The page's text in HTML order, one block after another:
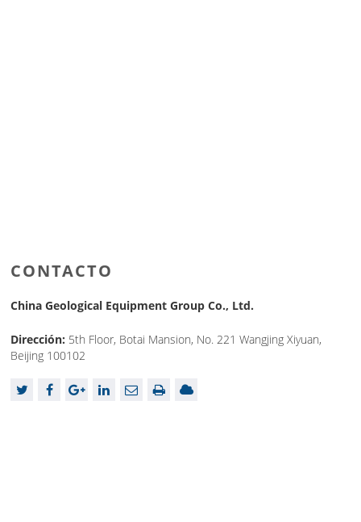
CONTACTO
China Geological Equipment Group Co., Ltd.
Dirección: 5th Floor, Botai Mansion, No. 221 Wangjing Xiyuan,
Beijing 100102